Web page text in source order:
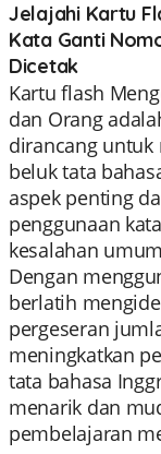
Jelajahi Kartu
Kata Ganti
Dicetak
Kartu flash
dan Orang
dirancang
beluk tata
aspek penting
penggunaan
kesalahan
Dengan
berlatih
pergeseran
meningkatkan
tata bahasa
menarik dan
pembelajaran